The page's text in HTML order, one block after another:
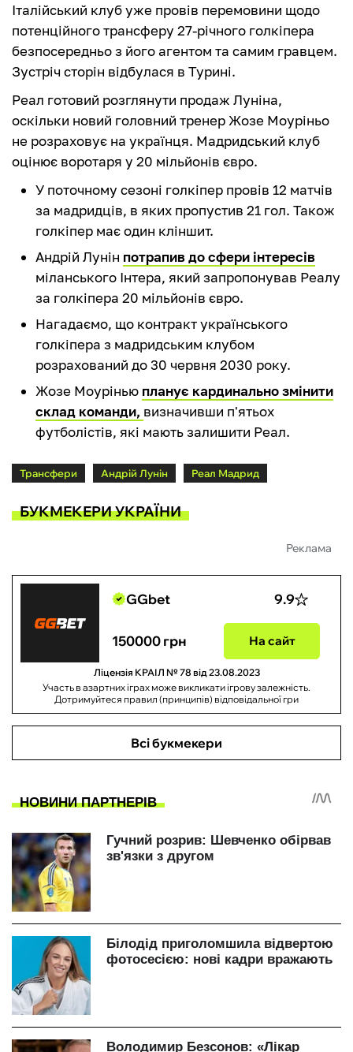
Італійський клуб уже провів перемовини щодо
потенційного трансферу 27-річного голкіпера
безпосередньо з його агентом та самим гравцем.
Зустріч сторін відбулася в Турині.
Реал готовий розглянути продаж Луніна,
оскільки новий головний тренер Жозе Моуріньо
не розраховує на українця. Мадридський клуб
оцінює воротаря у 20 мільйонів євро.
У поточному сезоні голкіпер провів 12 матчів
за мадридців, в яких пропустив 21 гол. Також
голкіпер має один кліншит.
Андрій Лунін потрапив до сфери інтересів
міланського Інтера, який запропонував Реалу
за голкіпера 20 мільйонів євро.
Нагадаємо, що контракт українського
голкіпера з мадридським клубом
розрахований до 30 червня 2030 року.
Жозе Моурінью планує кардинально змінити
склад команди, визначивши п'ятьох
футболістів, які мають залишити Реал.
Трансфери Андрій Лунін Реал Мадрид
БУКМЕКЕРИ УКРАЇНИ
Реклама
GGbet 9.9
150000 грн На сайт
Ліцензія КРАІЛ № 78 від 23.08.2023
Участь в азартних іграх може викликати ігрову залежність.
Дотримуйтеся правил (принципів) відповідальної гри
Всі букмекери